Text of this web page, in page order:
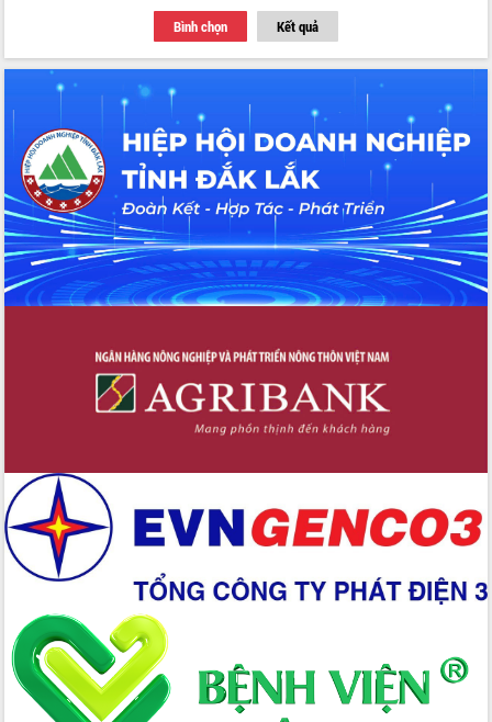
Thứ trưởng Bộ Y tế làm việc với tỉnh
Đắk Lắk về phát triển nhân lực y tế
cho trạm y tế cấp xã
Du lịch Đắk Lắk nâng tầm trải nghiệm
du khách thông qua Hệ thống cơ sở dữ
liệu và Bản đồ số
Tập huấn ứng dụng trí tuệ nhân tạo (AI)
trong thương mại điện tử năm 2026
Đoàn đại biểu Quốc hội tỉnh Đắk Lắk
trao đổi thông tin trước Kỳ họp thứ
nhất, Quốc hội khóa XVI
Quyết liệt cải cách hành chính, khơi
thông nguồn lực phát triển
tỉnh thông qua hiện đại hóa hành chính
Xã Ea Phê gắn cải cách hành chính với
Phó Chủ tịch Thường trực UBND tỉnh
tâm Phục vụ hành chính công xã Ea
Phê
Xây dựng nền hành chính số đồng
hành cùng nông dân dân, doanh nghiệp
Giai đoạn 2026-2030, Đắk Lắk phấn
đấu có 77% xã đạt chuẩn nông thôn
mới
Chuyển đổi số 'mở đường' cho nông
nghiệp Đắk Lắk tăng trưởng bứt phá
Triển khai đồng bộ đo đạc, lập hồ sơ
địa chính, hoàn thiện cơ sở dữ liệu đất
Bình chọn Kết quả